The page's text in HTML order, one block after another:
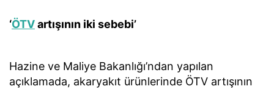
‘ÖTVartışının iki sebebi’
Hazine ve Maliye Bakanlığı’ndan yapılan
açıklamada, akaryakıt ürünlerinde ÖTV artışının